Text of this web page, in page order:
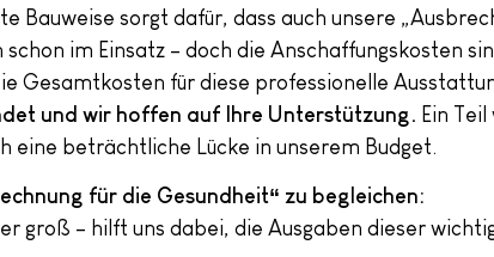
Bauweise sorgt dafür, dass auch unsere
schon im Einsatz – doch die Anschaffungskosten
Gesamtkosten für diese professionelle
und wir hoffen auf Ihre Unterstützung. Ein
eine beträchtliche Lücke in unserem Budget.
für die Gesundheit“ zu begleichen:
groß – hilft uns dabei, die Ausgaben dieser